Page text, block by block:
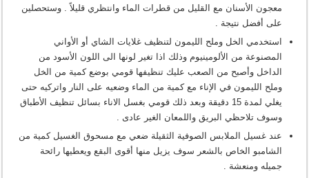
معجون الأسنان مع القليل من قطرات الماء وانتظري قليلاً . وستحصلين
على أفضل نتيجة .
استخدمي الخل وملح الليمون لتنظيف غلايات الشاي أو الأواني
المصنوعة من الألومينيوم وذلك اذا تغير لونها الى اللون الأسود من
الداخل وأصبح من الصعب عليك تنظيفها قومي بوضع كمية من الخل
وملح الليمون في الإناء مع كمية من الماء وضعيه على النار واتركيه حتى
يغلي لمدة 15 دقيقة وبعد ذلك قومي بغسل الاناء بسائل تنظيف الأطباق
وسوف تلاحظي البريق واللمعان الغير عادى .
عند غسيل الملابس الصوفية الثقيلة ضعي مع مسحوق الغسيل كمية من
الشامبو الخاص بالشعر سوف يزيل منها أقوى البقع ويعطيها رائحة
جميله ومنعشة .